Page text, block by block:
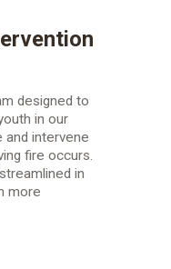
designed to
in our
and intervene
fire occurs.
in
more